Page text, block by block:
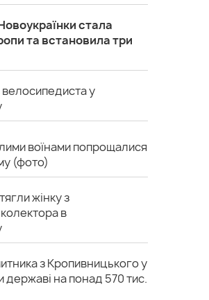
стала
та встановила три
у
воїнами попрощалися
(фото)
жінку з
в
з Кропивницького у
державі на понад 570 тис.